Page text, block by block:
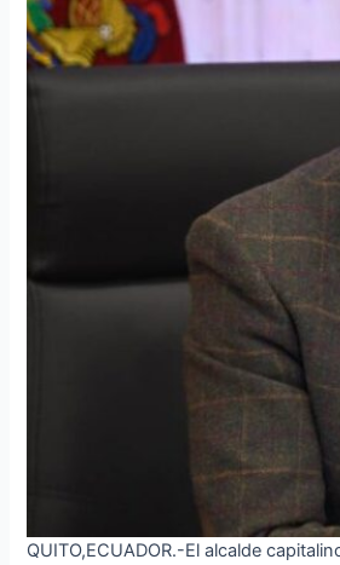
QUITO,ECUADOR.-El alcalde